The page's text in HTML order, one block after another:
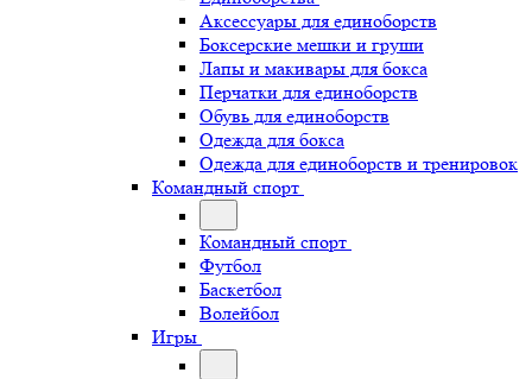
Аксессуары для единоборств
Боксерские мешки и груши
Лапы и макивары для бокса
Перчатки для единоборств
Обувь для единоборств
Одежда для бокса
Одежда для единоборств и тренировок
Командный спорт
Командный спорт
Футбол
Баскетбол
Волейбол
Игры